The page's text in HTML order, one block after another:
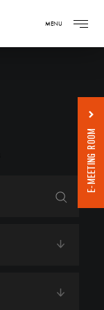
MENU
E-MEETING ROOM